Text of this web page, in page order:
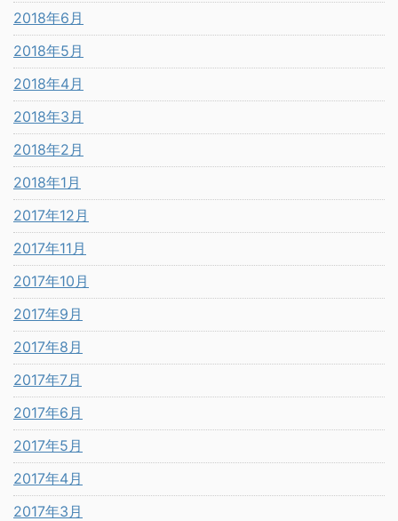
2018年6月
2018年5月
2018年4月
2018年3月
2018年2月
2018年1月
2017年12月
2017年11月
2017年10月
2017年9月
2017年8月
2017年7月
2017年6月
2017年5月
2017年4月
2017年3月